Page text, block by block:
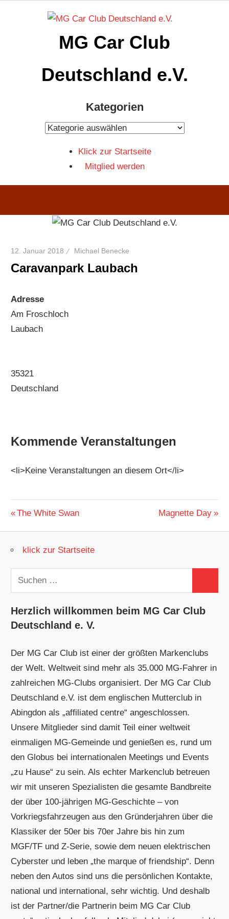
MG Car Club
Deutschland e.V.
Kategorien
Kategorien
Klick zur Startseite
Mitglied werden
12. Januar 2018 Michael Benecke
Caravanpark Laubach
Adresse
Am Froschloch
Laubach
35321
Deutschland
Kommende Veranstaltungen
<li>Keine Veranstaltungen an diesem Ort</li>
Beitragsnavigation
Vorheriger
The White Swan
Nächster
Magnette Day
klick zur Startseite
Suchen
nach:
Herzlich willkommen beim MG Car Club
Deutschland e. V.
Der MG Car Club ist einer der größten Markenclubs
der Welt. Weltweit sind mehr als 35.000 MG-Fahrer in
zahlreichen MG-Clubs organisiert. Der MG Car Club
Deutschland e.V. ist dem englischen Mutterclub in
Abingdon als „affiliated centre“ angeschlossen.
Unsere Mitglieder sind damit Teil einer weltweit
einmaligen MG-Gemeinde und genießen es, rund um
den Globus bei internationalen Meetings und Events
„zu Hause“ zu sein. Als echter Markenclub betreuen
wir mit unseren Spezialisten die gesamte Bandbreite
der über 100-jährigen MG-Geschichte – von
Vorkriegsfahrzeugen aus den Gründerjahren über die
Klassiker der 50er bis 70er Jahre bis hin zum
MGF/TF und Z-Serie, sowie dem neuen elektrischen
Cyberster und leben „the marque of friendship“. Denn
neben den Autos sind uns die persönlichen Kontakte,
national und international, sehr wichtig. Und deshalb
ist der Partner/die Partnerin beim MG Car Club